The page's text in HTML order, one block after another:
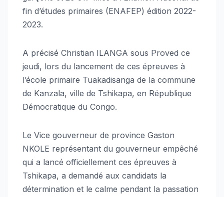
fin d’études primaires (ENAFEP) édition 2022-
2023.
A précisé Christian ILANGA sous Proved ce
jeudi, lors du lancement de ces épreuves à
l’école primaire Tuakadisanga de la commune
de Kanzala, ville de Tshikapa, en République
Démocratique du Congo.
Le Vice gouverneur de province Gaston
NKOLE représentant du gouverneur empêché
qui a lancé officiellement ces épreuves à
Tshikapa, a demandé aux candidats la
détermination et le calme pendant la passation